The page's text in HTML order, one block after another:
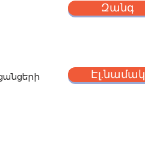
Զանգ
Էլ.նամակ